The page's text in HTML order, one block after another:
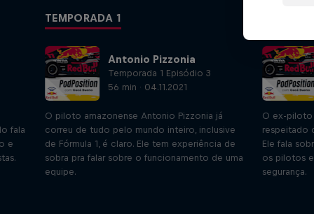
TEMPORADA 1
fala
e
Antonio Pizzonia
Temporada 1 Episódio 3
56 min · 04.11.2021
O piloto amazonense Antonio Pizzonia já
correu de tudo pelo mundo inteiro, inclusive
de Fórmula 1, é claro. Ele tem experiência de
sobra pra falar sobre o funcionamento de uma
equipe.
O ex-piloto
respeitado
Ele fala
os pilotos
segurança.